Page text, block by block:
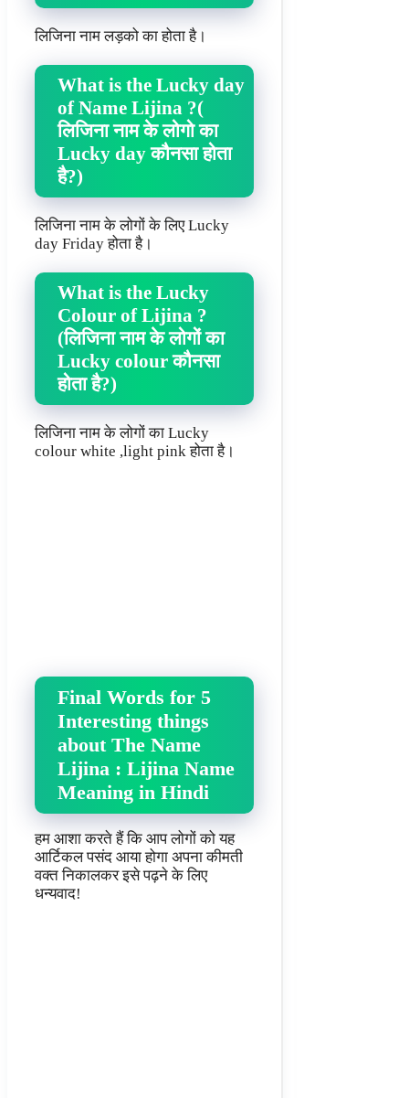
लिजिना नाम लड़को का होता है।
What is the Lucky day
of Name Lijina ?(
लिजिना नाम के लोगो का
Lucky day कौनसा होता
है?)
लिजिना नाम के लोगों के लिए Lucky
day Friday होता है।
What is the Lucky
Colour of Lijina ?
(लिजिना नाम के लोगों का
Lucky colour कौनसा
होता है?)
लिजिना नाम के लोगों का Lucky
colour white ,light pink होता है।
Final Words for 5
Interesting things
about The Name
Lijina : Lijina Name
Meaning in Hindi
हम आशा करते हैं कि आप लोगों को यह
आर्टिकल पसंद आया होगा अपना कीमती
वक्त निकालकर इसे पढ़ने के लिए
धन्यवाद!